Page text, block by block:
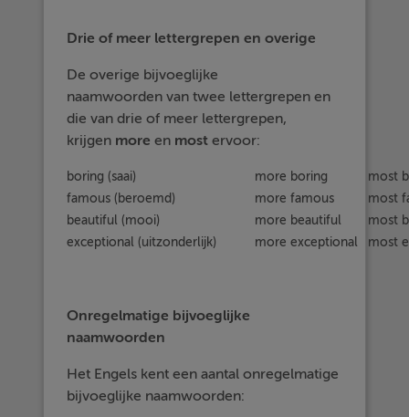
Drie of meer lettergrepen en overige
De overige bijvoeglijke
naamwoorden van twee lettergrepen en
die van drie of meer lettergrepen,
krijgen more en most ervoor:
boring (saai) more boring
most
famous (beroemd)
more famous
most
beautiful (mooi)
more beautiful
most
exceptional (uitzonderlijk)
more exceptional most
Onregelmatige bijvoeglijke
naamwoorden
Het Engels kent een aantal onregelmatige
bijvoeglijke naamwoorden: